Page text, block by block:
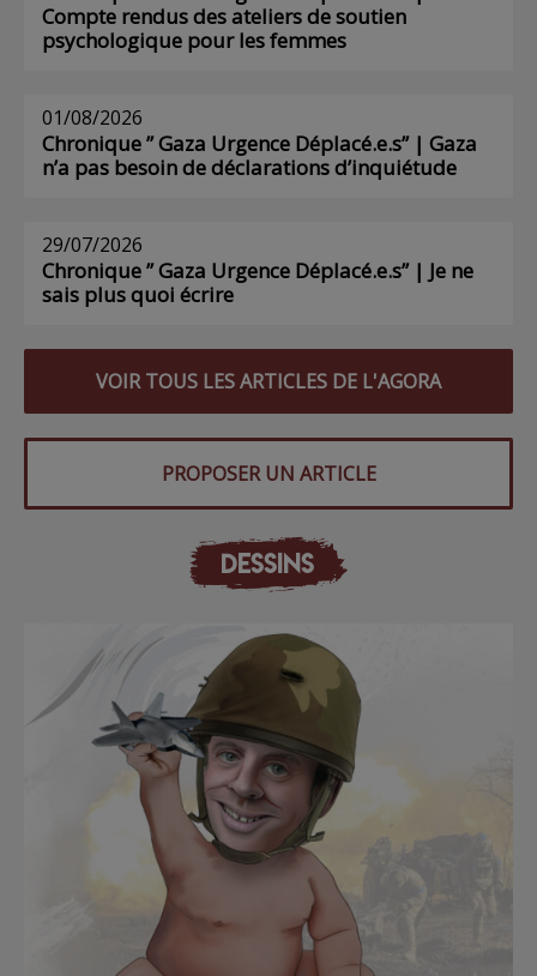
Compte rendus des ateliers de soutien
psychologique pour les femmes
01/08/2026
Chronique ” Gaza Urgence Déplacé.e.s” | Gaza
n’a pas besoin de déclarations d’inquiétude
29/07/2026
Chronique ” Gaza Urgence Déplacé.e.s” | Je ne
sais plus quoi écrire
VOIR TOUS LES ARTICLES DE L'AGORA
PROPOSER UN ARTICLE
DESSINS